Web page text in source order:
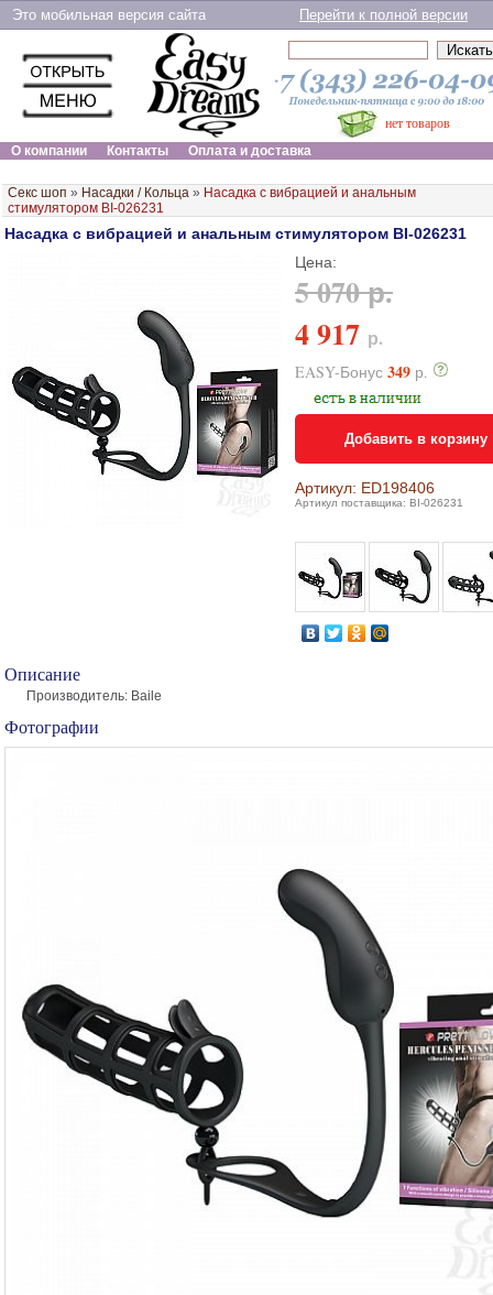
Это мобильная версия сайта Перейти к полной версии
нет товаров
О компании
Контакты Оплата и доставка
Секс шоп » Насадки / Кольца » Насадка с вибрацией и анальным
стимулятором BI-026231
Насадка с вибрацией и анальным стимулятором BI-026231
Цена:
5 070 р.
4 917 р.
EASY-Бонус 349 р.
Добавить в корзину
Артикул: ED198406
Артикул поставщика: BI-026231
Описание
Производитель: Baile
Фотографии